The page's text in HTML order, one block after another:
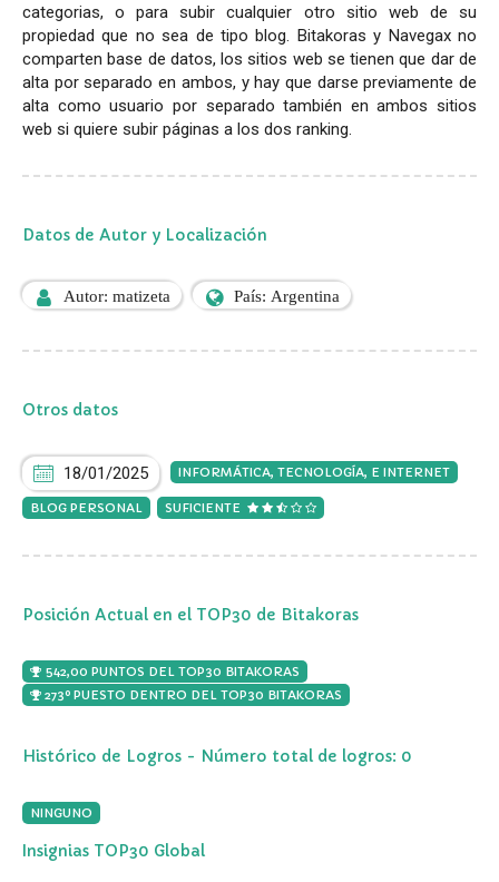
categorias, o para subir cualquier otro sitio web de su
propiedad que no sea de tipo blog. Bitakoras y Navegax no
comparten base de datos, los sitios web se tienen que dar de
alta por separado en ambos, y hay que darse previamente de
alta como usuario por separado también en ambos sitios
web si quiere subir páginas a los dos ranking.
Datos de Autor y Localización
Autor: matizeta País: Argentina
Otros datos
18/01/2025 INFORMÁTICA, TECNOLOGÍA, E INTERNET
BLOG PERSONAL SUFICIENTE
Posición Actual en el TOP30 de Bitakoras
542,00 PUNTOS DEL TOP30 BITAKORAS
273º PUESTO DENTRO DEL TOP30 BITAKORAS
Histórico de Logros - Número total de logros: 0
NINGUNO
Insignias TOP30 Global